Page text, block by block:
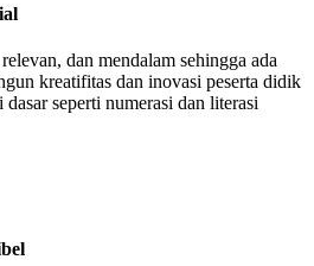
dan mendalam sehingga ada
kreatifitas dan inovasi peserta didik
seperti numerasi dan literasi